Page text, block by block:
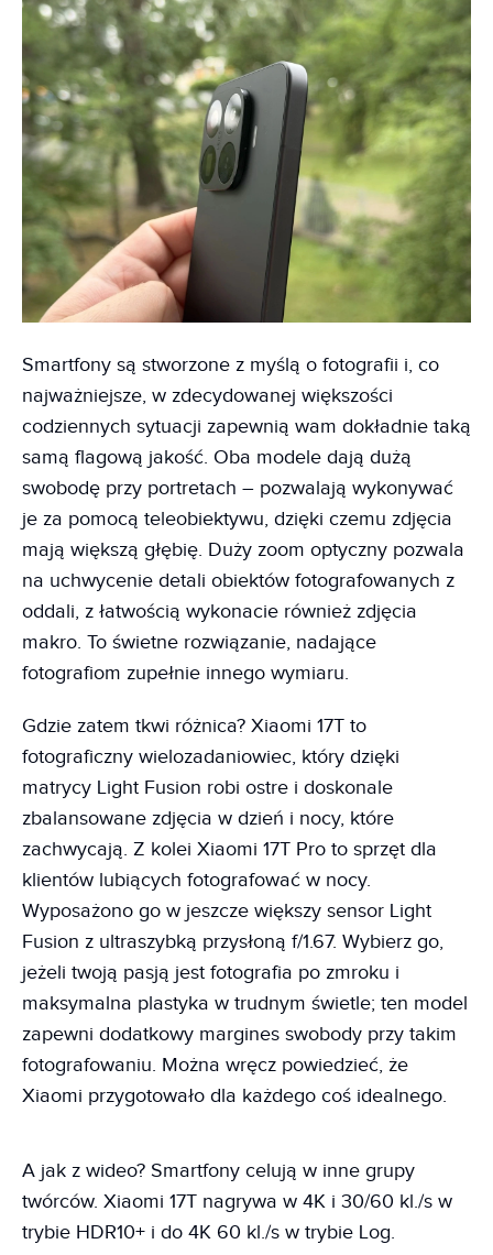
Smartfony są stworzone z myślą o fotografii i, co
najważniejsze, w zdecydowanej większości
codziennych sytuacji zapewnią wam dokładnie taką
samą flagową jakość. Oba modele dają dużą
swobodę przy portretach – pozwalają wykonywać
je za pomocą teleobiektywu, dzięki czemu zdjęcia
mają większą głębię. Duży zoom optyczny pozwala
na uchwycenie detali obiektów fotografowanych z
oddali, z łatwością wykonacie również zdjęcia
makro. To świetne rozwiązanie, nadające
fotografiom zupełnie innego wymiaru.
Gdzie zatem tkwi różnica? Xiaomi 17T to
fotograficzny wielozadaniowiec, który dzięki
matrycy Light Fusion robi ostre i doskonale
zbalansowane zdjęcia w dzień i nocy, które
zachwycają. Z kolei Xiaomi 17T Pro to sprzęt dla
klientów lubiących fotografować w nocy.
Wyposażono go w jeszcze większy sensor Light
Fusion z ultraszybką przysłoną f/1.67. Wybierz go,
jeżeli twoją pasją jest fotografia po zmroku i
maksymalna plastyka w trudnym świetle; ten model
zapewni dodatkowy margines swobody przy takim
fotografowaniu. Można wręcz powiedzieć, że
Xiaomi przygotowało dla każdego coś idealnego.
A jak z wideo? Smartfony celują w inne grupy
twórców. Xiaomi 17T nagrywa w 4K i 30/60 kl./s w
trybie HDR10+ i do 4K 60 kl./s w trybie Log.